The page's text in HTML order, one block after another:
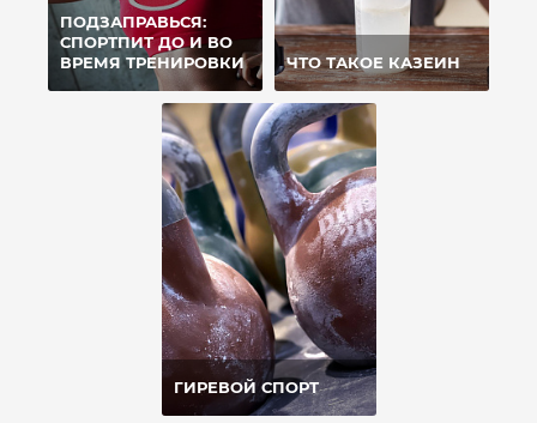
ПОДЗАПРАВЬСЯ:
СПОРТПИТ ДО И ВО
ВРЕМЯ ТРЕНИРОВКИ
ЧТО ТАКОЕ КАЗЕИН
ГИРЕВОЙ СПОРТ